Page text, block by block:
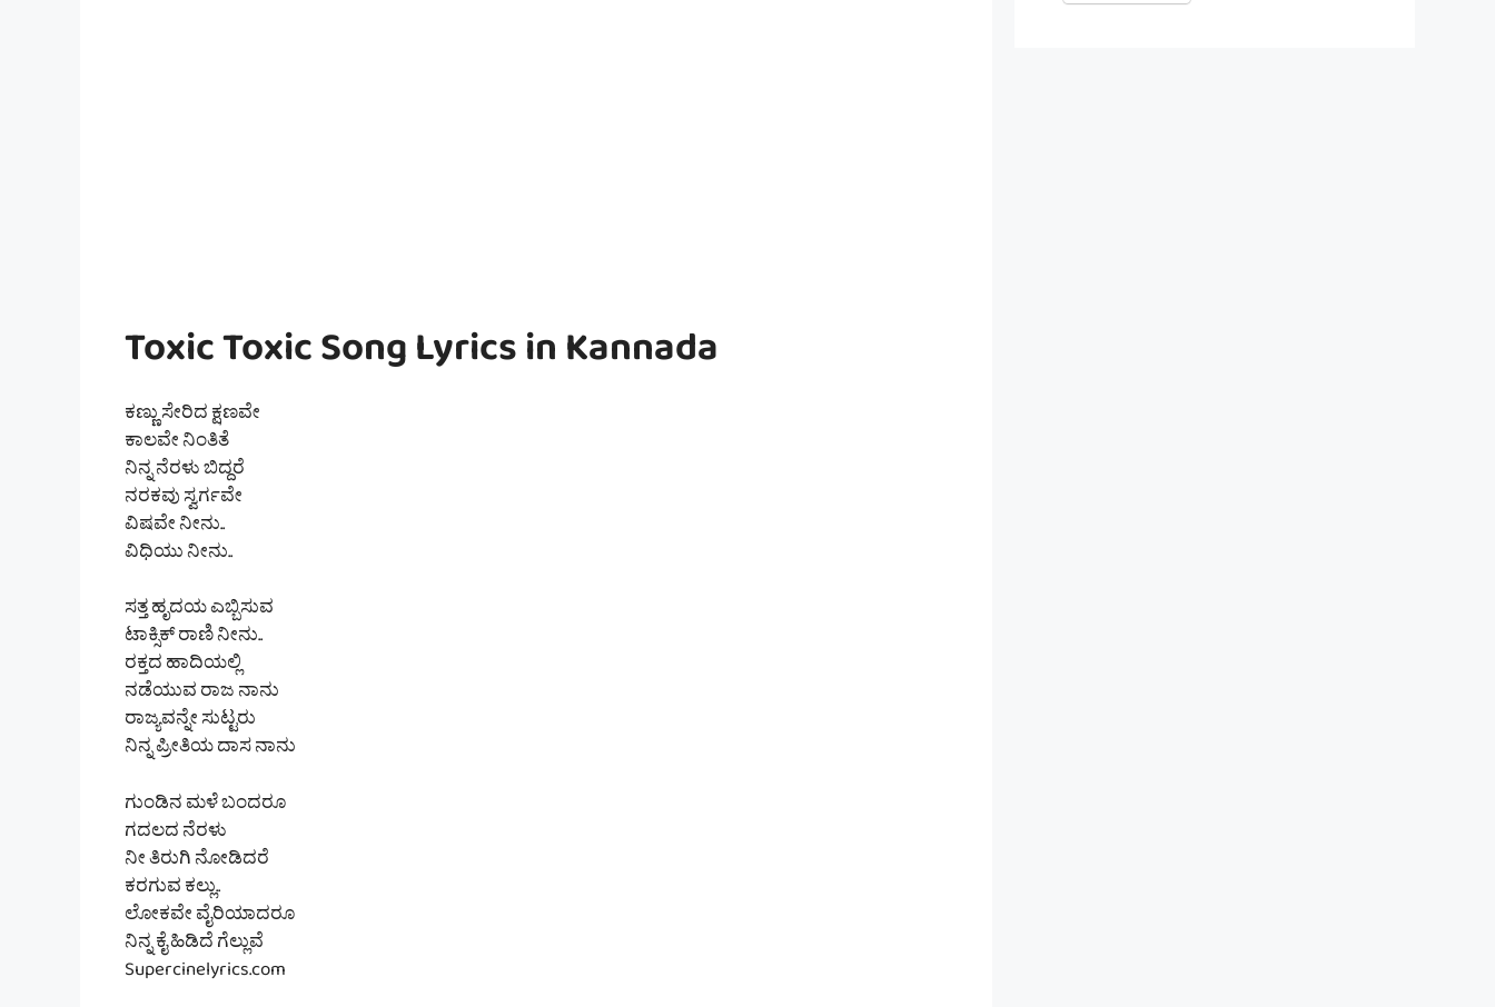
Toxic Toxic Song Lyrics in Kannada
ಕಣ್ಣು ಸೇರಿದ ಕ್ಷಣವೇ
ಕಾಲವೇ ನಿಂತಿತೆ
ನಿನ್ನ ನೆರಳು ಬಿದ್ದರೆ
ನರಕವು ಸ್ವರ್ಗವೇ
ವಿಷವೇ ನೀನು..
ವಿಧಿಯು ನೀನು..
ಸತ್ತ ಹೃದಯ ಎಬ್ಬಿಸುವ
ಟಾಕ್ಸಿಕ್ ರಾಣಿ ನೀನು..
ರಕ್ತದ ಹಾದಿಯಲ್ಲಿ
ನಡೆಯುವ ರಾಜ ನಾನು
ರಾಜ್ಯವನ್ನೇ ಸುಟ್ಟರು
ನಿನ್ನ ಪ್ರೀತಿಯ ದಾಸ ನಾನು
ಗುಂಡಿನ ಮಳೆ ಬಂದರೂ
ಗದಲದ ನೆರಳು
ನೀ ತಿರುಗಿ ನೋಡಿದರೆ
ಕರಗುವ ಕಲ್ಲು..
ಲೋಕವೇ ವೈರಿಯಾದರೂ
ನಿನ್ನ ಕೈ ಹಿಡಿದೆ ಗೆಲ್ಲುವೆ
Supercinelyrics.com